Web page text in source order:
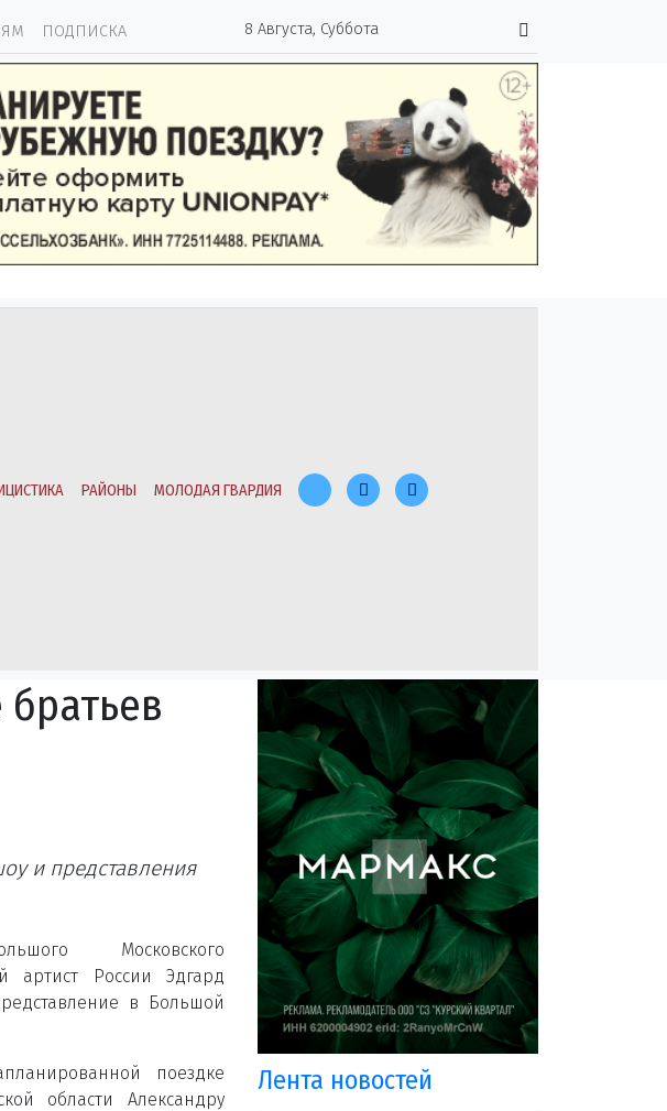
ПОДПИСКА 8 Августа, Суббота
РАЙОНЫ МОЛОДАЯ ГВАРДИЯ
и представления
Московского
артист России Эдгард
в Большой
поездке
области Александру
Лента новостей